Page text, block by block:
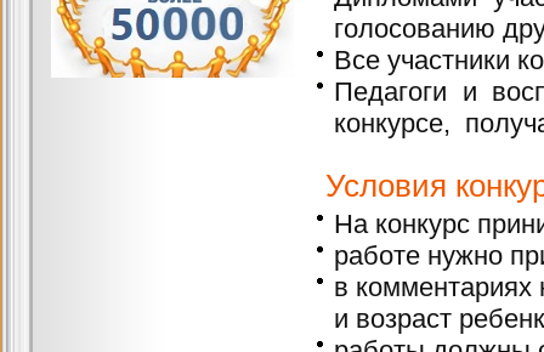
голосованию
Все участники
Педагоги и
конкурсе,
Условия
На конкурс
работе нужно
в
и возраст